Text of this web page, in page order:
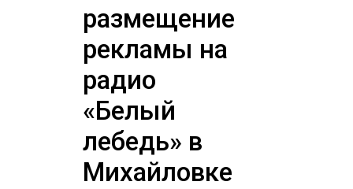
размещение
рекламы на
радио
«Белый
лебедь» в
Михайловке